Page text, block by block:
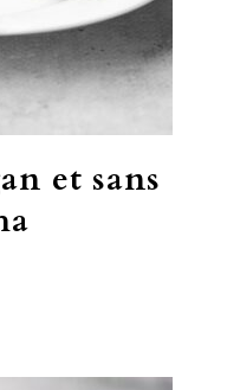
et sans